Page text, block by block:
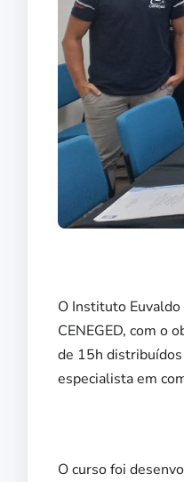
O Instituto
CENEGED, com o
de 15h
especialista em
O curso foi